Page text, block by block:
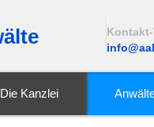
Die Kanzlei